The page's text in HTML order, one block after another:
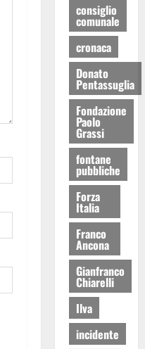
consiglio
comunale
cronaca
Donato
Pentassuglia
Fondazione
Paolo
Grassi
fontane
pubbliche
Forza
Italia
Franco
Ancona
Gianfranco
Chiarelli
Ilva
incidente